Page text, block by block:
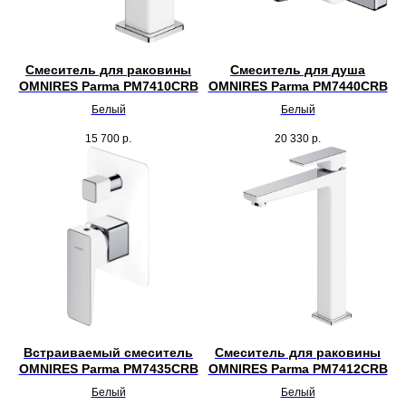
Смеситель для раковины
OMNIRES Parma PM7410CRB
Белый
15 700 р.
Смеситель для душа
OMNIRES Parma PM7440CRB
Белый
20 330 р.
Встраиваемый смеситель
OMNIRES Parma PM7435CRB
Белый
Смеситель для раковины
OMNIRES Parma PM7412CRB
Белый